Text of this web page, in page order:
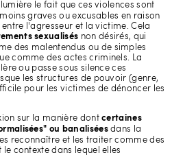
le fait que ces violences sont
graves ou excusables en raison
l'agresseur et la victime. Cela
sexualisés non désirés, qui
des malentendus ou de simples
comme des actes criminels. La
ou passe sous silence ces
les structures de pouvoir (genre,
pour les victimes de dénoncer les
sur la manière dontcertaines
ou banaliséesdans la
reconnaître et les traiter comme des
contexte dans lequel elles